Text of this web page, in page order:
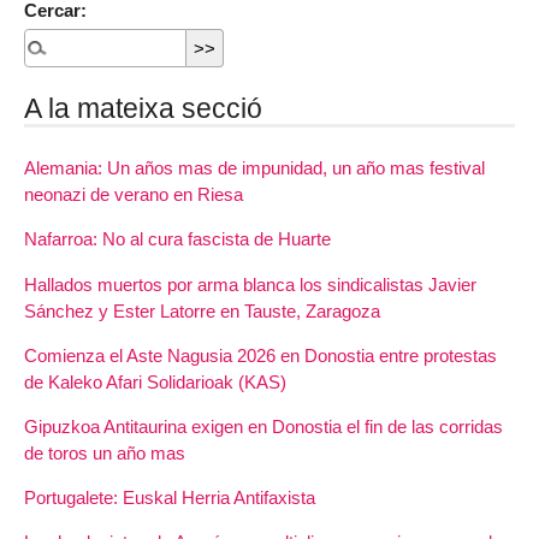
Cercar:
A la mateixa secció
Alemania: Un años mas de impunidad, un año mas festival
neonazi de verano en Riesa
Nafarroa: No al cura fascista de Huarte
Hallados muertos por arma blanca los sindicalistas Javier
Sánchez y Ester Latorre en Tauste, Zaragoza
Comienza el Aste Nagusia 2026 en Donostia entre protestas
de Kaleko Afari Solidarioak (KAS)
Gipuzkoa Antitaurina exigen en Donostia el fin de las corridas
de toros un año mas
Portugalete: Euskal Herria Antifaxista